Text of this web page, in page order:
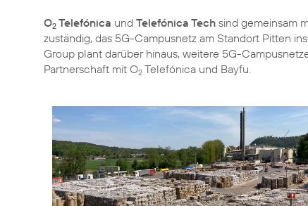
O2 Telefónica und Telefónica Tech sind gemeinsam
zuständig, das 5G-Campusnetz am Standort Pitten
Group plant darüber hinaus, weitere 5G-
Partnerschaft mit O2 Telefónica und Bayfu.